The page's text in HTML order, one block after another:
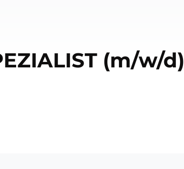
(m/w/d)